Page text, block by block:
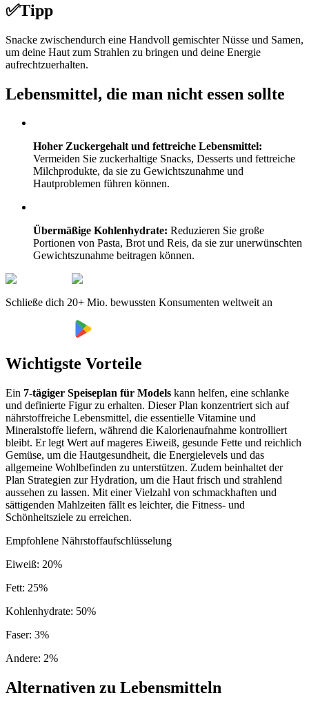
✅Tipp
Snacke zwischendurch eine Handvoll gemischter Nüsse und Samen,
um deine Haut zum Strahlen zu bringen und deine Energie
aufrechtzuerhalten.
Lebensmittel, die man nicht essen sollte
Hoher Zuckergehalt und fettreiche Lebensmittel:
Vermeiden Sie zuckerhaltige Snacks, Desserts und fettreiche
Milchprodukte, da sie zu Gewichtszunahme und
Hautproblemen führen können.
Übermäßige Kohlenhydrate: Reduzieren Sie große
Portionen von Pasta, Brot und Reis, da sie zur unerwünschten
Gewichtszunahme beitragen können.
Schließe dich 20+ Mio. bewussten Konsumenten weltweit an
Wichtigste Vorteile
Ein 7-tägiger Speiseplan für Models kann helfen, eine schlanke
und definierte Figur zu erhalten. Dieser Plan konzentriert sich auf
nährstoffreiche Lebensmittel, die essentielle Vitamine und
Mineralstoffe liefern, während die Kalorienaufnahme kontrolliert
bleibt. Er legt Wert auf mageres Eiweiß, gesunde Fette und reichlich
Gemüse, um die Hautgesundheit, die Energielevels und das
allgemeine Wohlbefinden zu unterstützen. Zudem beinhaltet der
Plan Strategien zur Hydration, um die Haut frisch und strahlend
aussehen zu lassen. Mit einer Vielzahl von schmackhaften und
sättigenden Mahlzeiten fällt es leichter, die Fitness- und
Schönheitsziele zu erreichen.
Empfohlene Nährstoffaufschlüsselung
Eiweiß: 20%
Fett: 25%
Kohlenhydrate: 50%
Faser: 3%
Andere: 2%
Alternativen zu Lebensmitteln